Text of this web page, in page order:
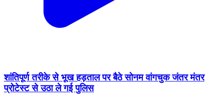
शांतिपूर्ण तरीके से भूख हड़ताल पर बैठे सोनम वांगचुक जंतर मंतर
प्रोटेस्ट से उठा ले गई पुलिस